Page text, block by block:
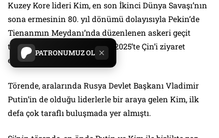
PATRONUMUZ OL
Kuzey Kore lideri Kim, en son İkinci Dünya Savaşı’nın
sona ermesinin 80. yıl dönümü dolayısıyla Pekin’de
Tienanmın Meydanı’nda düzenlenen askeri geçit
törenine katılmak için Eylül 2025’te Çin’i ziyaret
etmişti.
Törende, aralarında Rusya Devlet Başkanı Vladimir
Putin’in de olduğu liderlerle bir araya gelen Kim, ilk
defa çok taraflı buluşmada yer almıştı.